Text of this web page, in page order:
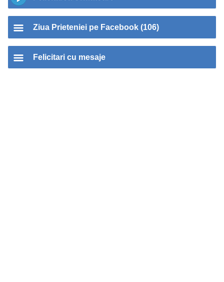
Ziua Prieteniei pe Facebook (106)
Felicitari cu mesaje